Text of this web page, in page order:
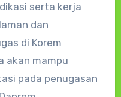
serta kerja
dan
di Korem
akan mampu
pada penugasan